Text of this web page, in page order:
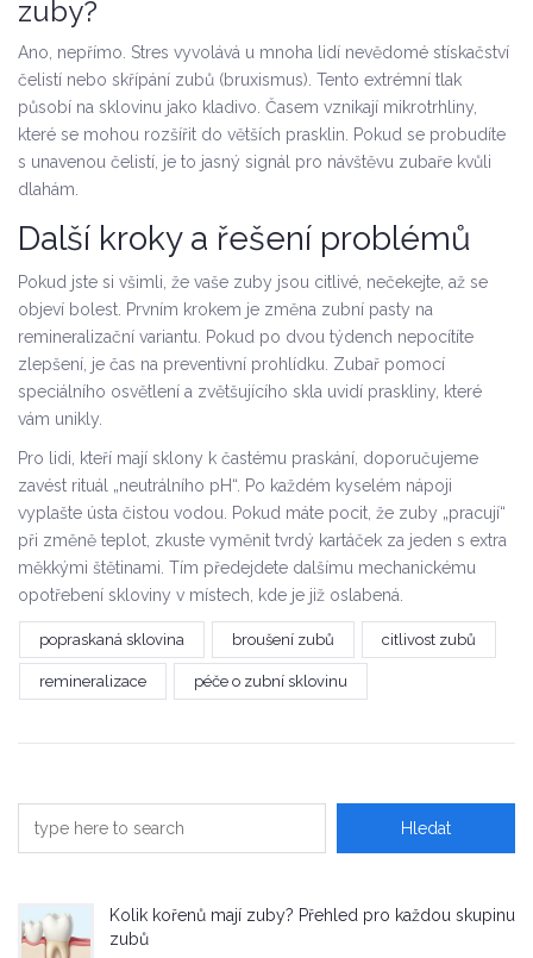
zuby?
Ano, nepřímo. Stres vyvolává u mnoha lidí nevědomé stískačství
čelistí nebo skřípání zubů (bruxismus). Tento extrémní tlak
působí na sklovinu jako kladivo. Časem vznikají mikrotrhliny,
které se mohou rozšířit do větších prasklin. Pokud se probudíte
s unavenou čelistí, je to jasný signál pro návštěvu zubaře kvůli
dlahám.
Další kroky a řešení problémů
Pokud jste si všimli, že vaše zuby jsou citlivé, nečekejte, až se
objeví bolest. Prvním krokem je změna zubní pasty na
remineralizační variantu. Pokud po dvou týdench nepocítíte
zlepšení, je čas na preventivní prohlídku. Zubař pomocí
speciálního osvětlení a zvětšujícího skla uvidí praskliny, které
vám unikly.
Pro lidi, kteří mají sklony k častému praskání, doporučujeme
zavést rituál „neutrálního pH“. Po každém kyselém nápoji
vyplašte ústa čistou vodou. Pokud máte pocit, že zuby „pracují“
při změně teplot, zkuste vyměnit tvrdý kartáček za jeden s extra
měkkými štětinami. Tím předejdete dalšímu mechanickému
opotřebení skloviny v místech, kde je již oslabená.
popraskaná sklovina broušení zubů citlivost zubů
remineralizace péče o zubní sklovinu
Kolik kořenů mají zuby? Přehled pro každou skupinu
zubů